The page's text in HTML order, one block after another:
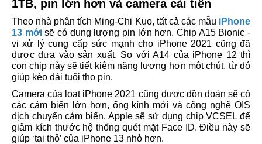
1TB, pin lớn hơn và camera cải tiến
Theo nhà phân tích Ming-Chi Kuo, tất cả các mẫu iPhone
13 mớisẽ có dung lượng pin lớn hơn. Chip A15 Bionic -
vi xử lý cung cấp sức mạnh cho iPhone 2021 cũng đã
được đưa vào sản xuất. So với A14 của iPhone 12 thì
con chip này sẽ tiết kiệm năng lượng hơn một chút, từ đó
giúp kéo dài tuổi thọ pin.
Camera của loạt iPhone 2021 cũng được đồn đoán sẽ có
các cảm biến lớn hơn, ống kính mới và công nghệ OIS
dịch chuyển cảm biến. Apple sẽ sử dụng chip VCSEL để
giảm kích thước hệ thống quét mặt Face ID. Điều này sẽ
giúp ‘tai thỏ’ của iPhone 13 nhỏ hơn.